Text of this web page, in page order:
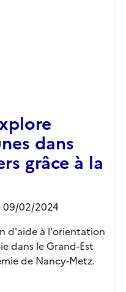
dans
grâce à la
09/02/2024
d'aide à l'orientation
dans le Grand-Est
de Nancy-Metz.